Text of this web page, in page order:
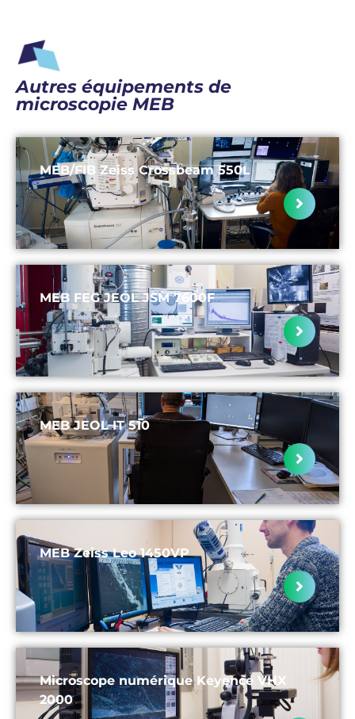
Autres équipements de
microscopie MEB
MEB/FIB Zeiss Crossbeam 550L
MEB FEG JEOL JSM 7600F
MEB JEOL IT 510
MEB Zeiss Leo 1450VP
Microscope numérique Keyence VHX
2000